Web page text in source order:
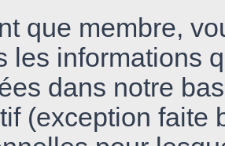
que membre,
les informations
dans notre
(exception faite